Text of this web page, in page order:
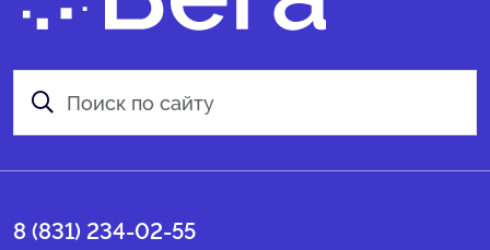
8 (831) 234-02-55